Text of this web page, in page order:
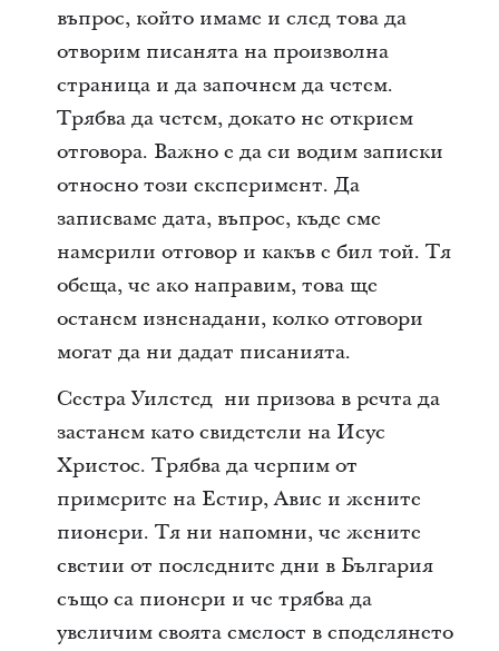
въпрос, който имаме и след това да
отворим писанята на произволна
страница и да започнем да четем.
Трябва да четем, докато не открием
отговора. Важно е да си водим записки
относно този експеримент. Да
записваме дата, въпрос, къде сме
намерили отговор и какъв е бил той. Тя
обеща, че ако направим, това ще
останем изненадани, колко отговори
могат да ни дадат писанията.
Сестра Уилстед ни призова в речта да
застанем като свидетели на Исус
Христос. Трябва да черпим от
примерите на Естир, Авис и жените
пионери. Тя ни напомни, че жените
светии от последните дни в България
също са пионери и че трябва да
увеличим своята смелост в споделянето